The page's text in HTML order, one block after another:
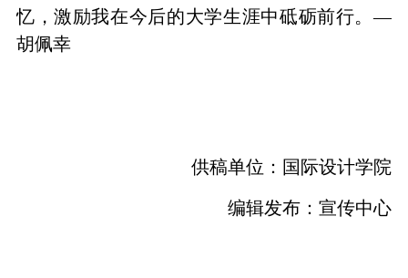
忆，激励我在今后的大学生涯中砥砺前行。—
胡佩幸
供稿单位：国际设计学院
编辑发布：宣传中心